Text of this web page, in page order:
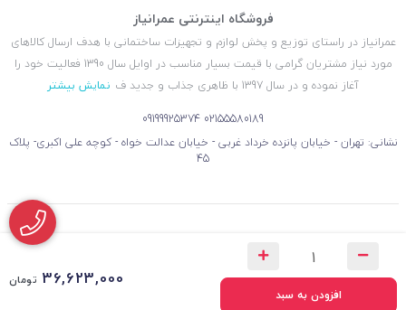
افزودن به سبد
36,623,000 تومان
فروشگاه اینترنتی عمرانیاز
عمرانیاز در راستای توزیع و پخش لوازم و تجهیزات ساختمانی با هدف ارسال کالاهای
مورد نیاز مشتریان گرامی با قیمت بسیار مناسب در اوایل سال 1390 فعالیت خود را
آغاز نموده و در سال 1397 با ظاهری جذاب و جدید ف
نمایش بیشتر
02155580189
09199925374
نشانی: تهران - خیابان پانزده خرداد غربی - خیابان عدالت خواه - کوچه علی اکبری- پلاک
45